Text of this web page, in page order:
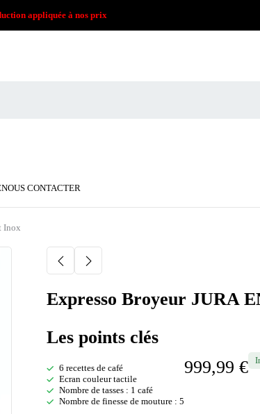
appliquée à nos prix
NOUS CONTACTER
Inox
Expresso Broyeur JURA
Les points clés
6 recettes de café
Ecran couleur tactile
Nombre de tasses : 1 café
Nombre de finesse de mouture : 5
999,99 €